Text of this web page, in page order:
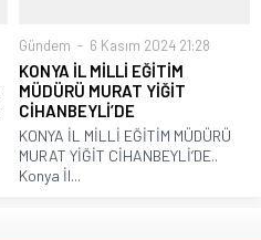
Gündem 6 Kasım 2024 21:28
KONYA İL MİLLİ EĞİTİM
MÜDÜRÜ MURAT YİĞİT
CİHANBEYLİ’DE
KONYA İL MİLLİ EĞİTİM MÜDÜRÜ
MURAT YİĞİT CİHANBEYLİ’DE..
Konya İl...